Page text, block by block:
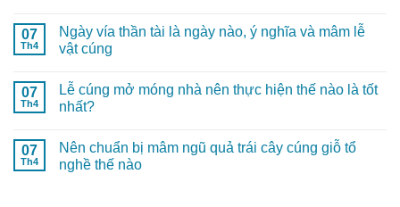
07
Th4
Ngày vía thần tài là ngày nào, ý nghĩa và mâm lễ
vật cúng
07
Th4
Lễ cúng mở móng nhà nên thực hiện thế nào là tốt
nhất?
07
Th4
Nên chuẩn bị mâm ngũ quả trái cây cúng giỗ tổ
nghề thế nào